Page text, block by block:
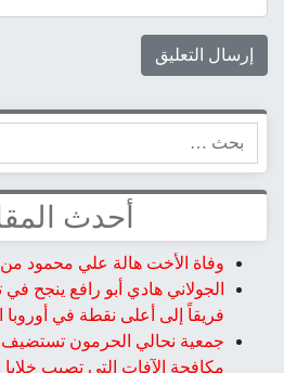
أحدث
وفاة الأخت هالة علي
الجولاني هادي أبو رافع ينجح
فريقاً إلى أعلى نقطة في أوروبا
جمعية نحالي الحرمون تستضيف
مكافحة الآفات التي تصيب خلايا